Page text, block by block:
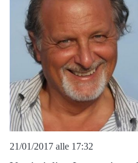
21/01/2017 alle 17:32